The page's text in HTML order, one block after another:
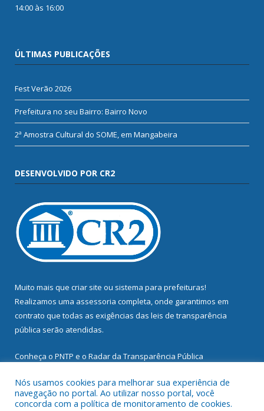
14:00 às 16:00
ÚLTIMAS PUBLICAÇÕES
Fest Verão 2026
Prefeitura no seu Bairro: Bairro Novo
2ª Amostra Cultural do SOME, em Mangabeira
DESENVOLVIDO POR CR2
Muito mais que criar site ou sistema para prefeituras!
Realizamos uma assessoria completa, onde garantimos em
contrato que todas as exigências das leis de transparência
pública serão atendidas.
Conheça o PNTP e o Radar da Transparência Pública
Nós usamos cookies para melhorar sua experiência de
navegação no portal. Ao utilizar nosso portal, você
concorda com a política de monitoramento de cookies.